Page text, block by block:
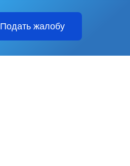
Подать жалобу